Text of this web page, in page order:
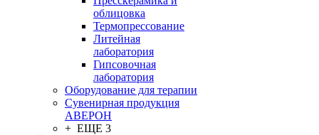
облицовка
Термопрессование
Литейная
лаборатория
Гипсовочная
лаборатория
Оборудование для терапии
Сувенирная продукция
АВЕРОН
+ ЕЩЕ 3